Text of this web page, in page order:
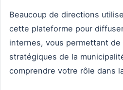
Beaucoup de directions
cette plateforme pour
internes, vous permettant
stratégiques de la
comprendre votre rôle dans